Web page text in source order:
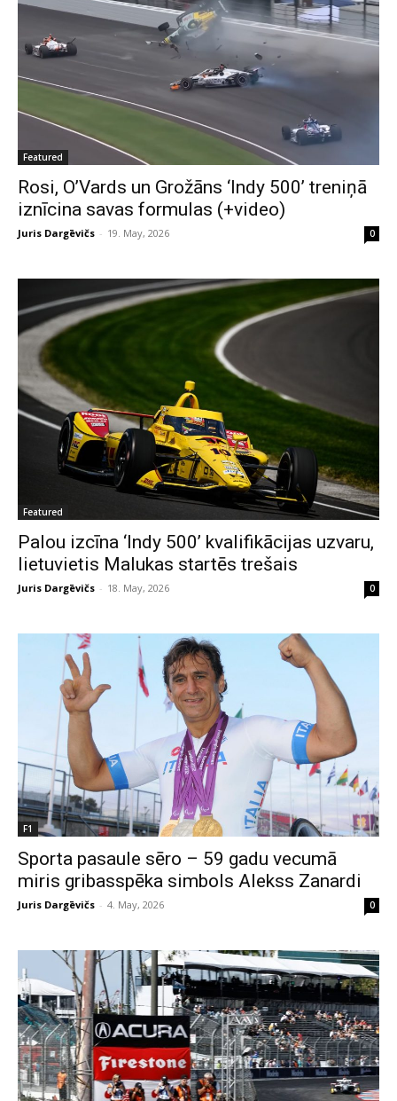
Featured
Rosi, O’Vards un Grožāns ‘Indy 500’ treniņā
iznīcina savas formulas (+video)
Juris Dargēvičs - 19. May, 2026 0
Featured
Palou izcīna ‘Indy 500’ kvalifikācijas uzvaru,
lietuvietis Malukas startēs trešais
Juris Dargēvičs - 18. May, 2026 0
F1
Sporta pasaule sēro – 59 gadu vecumā
miris gribasspēka simbols Alekss Zanardi
Juris Dargēvičs - 4. May, 2026 0